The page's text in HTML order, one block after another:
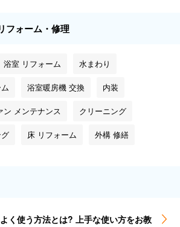
フォーム・修理
浴室 リフォーム 水まわり
浴室暖房機 交換 内装
ン メンテナンス クリーニング
床 リフォーム 外構 修繕
く使う方法とは? 上手な使い方をお教